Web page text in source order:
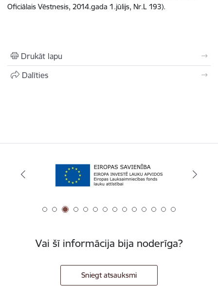
Oficiālais Vēstnesis, 2014.gada 1.jūlijs, Nr.L 193).
Drukāt lapu
Dalīties
Vai šī informācija bija noderīga?
Sniegt atsauksmi